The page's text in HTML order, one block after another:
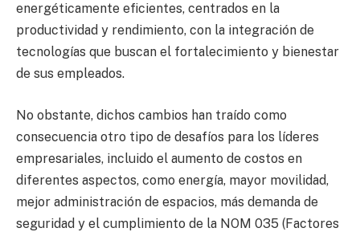
energéticamente eficientes, centrados en la
productividad y rendimiento, con la integración de
tecnologías que buscan el fortalecimiento y bienestar
de sus empleados.
No obstante, dichos cambios han traído como
consecuencia otro tipo de desafíos para los líderes
empresariales, incluido el aumento de costos en
diferentes aspectos, como energía, mayor movilidad,
mejor administración de espacios, más demanda de
seguridad y el cumplimiento de la NOM 035 (Factores